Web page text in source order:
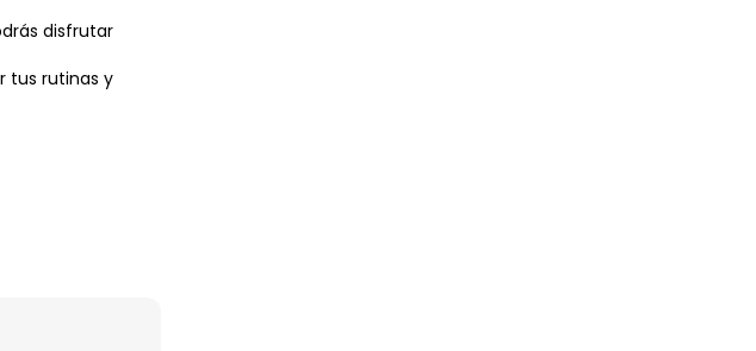
disfrutar
tus rutinas y